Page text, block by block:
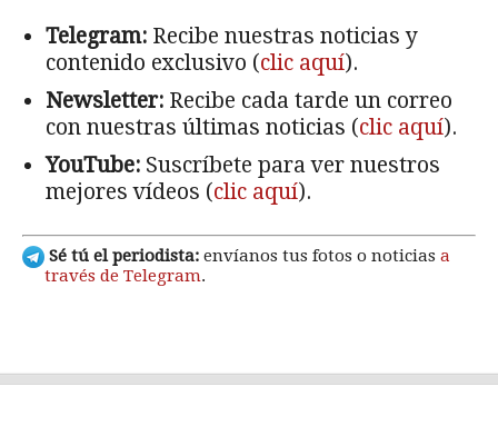
Telegram: Recibe nuestras noticias y
contenido exclusivo (clic aquí).
Newsletter: Recibe cada tarde un correo
con nuestras últimas noticias (clic aquí).
YouTube: Suscríbete para ver nuestros
mejores vídeos (clic aquí).
Sé tú el periodista: envíanos tus fotos o noticias a
través de Telegram.